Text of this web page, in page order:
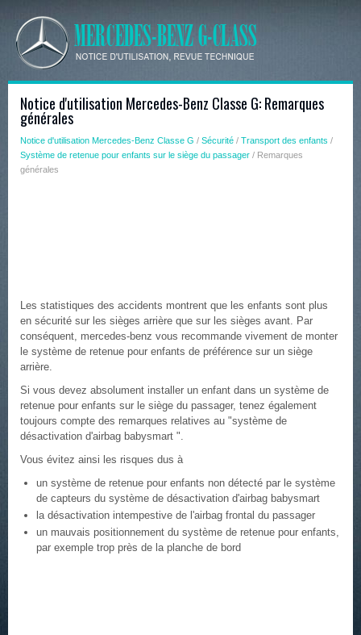
Notice d'utilisation Mercedes-Benz Classe G: Remarques
générales
Notice d'utilisation Mercedes-Benz Classe G / Sécurité / Transport des enfants /
Système de retenue pour enfants sur le siège du passager / Remarques
générales
Les statistiques des accidents montrent que les enfants sont plus
en sécurité sur les sièges arrière que sur les sièges avant. Par
conséquent, mercedes-benz vous recommande vivement de monter
le système de retenue pour enfants de préférence sur un siège
arrière.
Si vous devez absolument installer un enfant dans un système de
retenue pour enfants sur le siège du passager, tenez également
toujours compte des remarques relatives au "système de
désactivation d'airbag babysmart ".
Vous évitez ainsi les risques dus à
un système de retenue pour enfants non détecté par le système
de capteurs du système de désactivation d'airbag babysmart
la désactivation intempestive de l'airbag frontal du passager
un mauvais positionnement du système de retenue pour enfants,
par exemple trop près de la planche de bord